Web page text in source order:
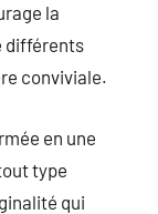
la
différents
conviviale.
en une
type
qui